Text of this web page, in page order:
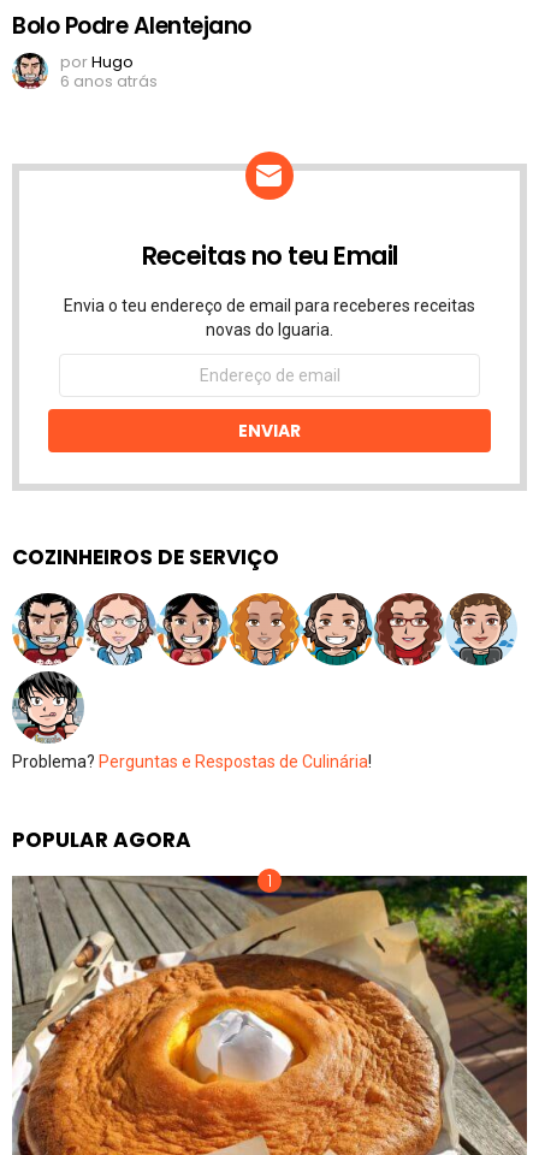
Bolo Podre Alentejano
porHugo
6 anos atrás
Receitas no teu Email
Envia o teu endereço de email para receberes receitas
novas do Iguaria.
Endereço
email
ENVIAR
COZINHEIROS DE SERVIÇO
Problema? Perguntas e Respostas de Culinária!
POPULAR AGORA